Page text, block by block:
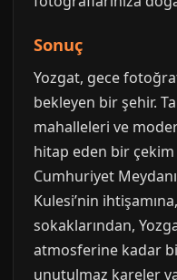
Sonuç
Yozgat, gece
bekleyen bir şehir.
mahalleleri ve
hitap eden bir
Cumhuriyet
Kulesi’nin
sokaklarından,
atmosferine kadar
unutulmaz kareler